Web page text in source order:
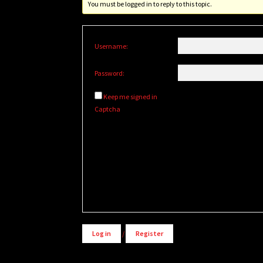
You must be logged in to reply to this topic.
Username:
Password:
Keep me signed in
Captcha
Log in / Register